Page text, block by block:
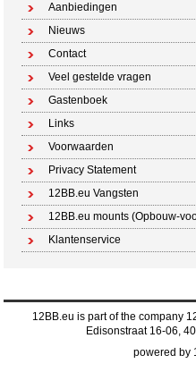
Aanbiedingen
Nieuws
Contact
Veel gestelde vragen
Gastenboek
Links
Voorwaarden
Privacy Statement
12BB.eu Vangsten
12BB.eu mounts (Opbouw-
Klantenservice
12BB.eu is part of the company
Edisonstraat 16-06,
powered by